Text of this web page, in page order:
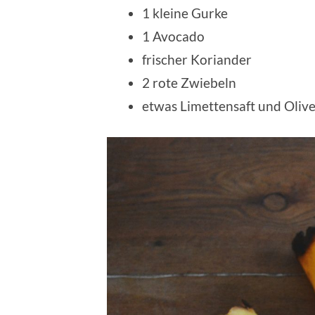
1 kleine Gurke
1 Avocado
frischer Koriander
2 rote Zwiebeln
etwas Limettensaft und